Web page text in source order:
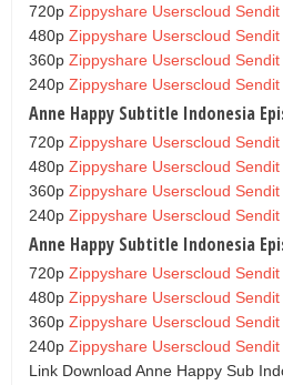
720p Zippyshare Userscloud Sendit
480p Zippyshare Userscloud Sendit
360p Zippyshare Userscloud Sendit
240p Zippyshare Userscloud Sendit
Anne Happy Subtitle Indonesia
720p Zippyshare Userscloud Sendit
480p Zippyshare Userscloud Sendit
360p Zippyshare Userscloud Sendit
240p Zippyshare Userscloud Sendit
Anne Happy Subtitle Indonesia
720p Zippyshare Userscloud Sendit
480p Zippyshare Userscloud Sendit
360p Zippyshare Userscloud Sendit
240p Zippyshare Userscloud Sendit
Link Download Anne Happy Sub